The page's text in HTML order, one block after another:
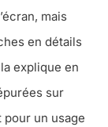
mais
en détails
explique en
sur
pour un usage